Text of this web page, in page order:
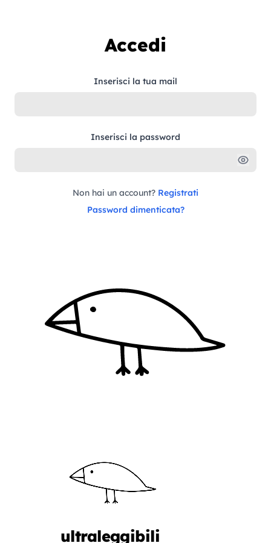
Accedi
Inserisci la tua mail
Inserisci la password
Non hai un account? Registrati
Password dimenticata?
ultraleggibili